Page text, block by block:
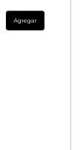
Agregar